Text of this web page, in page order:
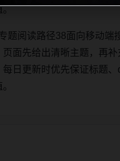
。
题阅读路径38面向移动
面先给出清晰主题，再
日更新时优先保证标题